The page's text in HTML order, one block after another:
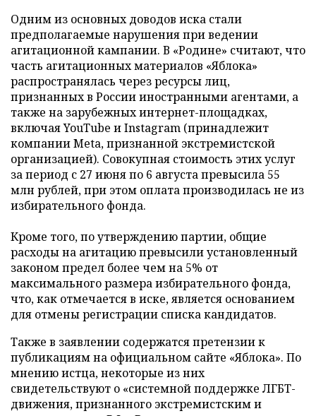
Одним из основных доводов иска стали
предполагаемые нарушения при ведении
агитационной кампании. В «Родине» считают, что
часть агитационных материалов «Яблока»
распространялась через ресурсы лиц,
признанных в России иностранными агентами, а
также на зарубежных интернет-площадках,
включая YouTube и Instagram (принадлежит
компании Meta, признанной экстремистской
организацией). Совокупная стоимость этих услуг
за период с 27 июня по 6 августа превысила 55
млн рублей, при этом оплата производилась не из
избирательного фонда.
Кроме того, по утверждению партии, общие
расходы на агитацию превысили установленный
законом предел более чем на 5% от
максимального размера избирательного фонда,
что, как отмечается в иске, является основанием
для отмены регистрации списка кандидатов.
Также в заявлении содержатся претензии к
публикациям на официальном сайте «Яблока». По
мнению истца, некоторые из них
свидетельствуют о «системной поддержке ЛГБТ-
движения, признанного экстремистским и